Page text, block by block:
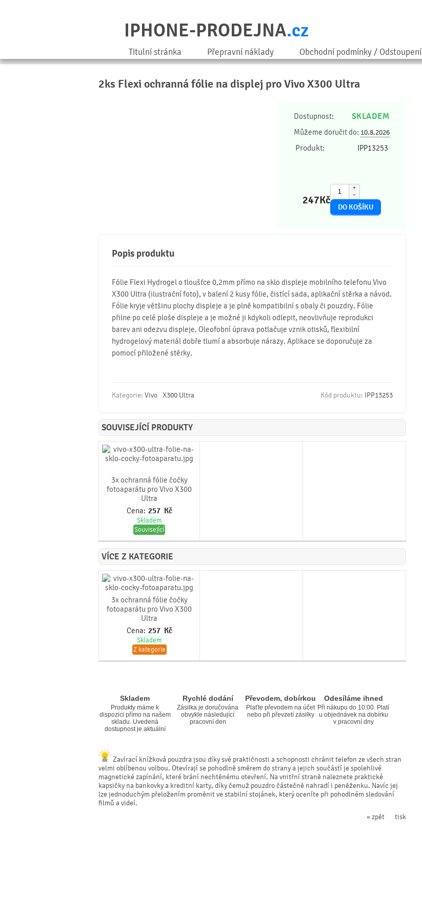
IPHONE-PRODEJNA.cz
Titulní stránka Přepravní náklady Obchodní podmínky / Odstoupení
2ks Flexi ochranná fólie na displej pro Vivo X300 Ultra
Dostupnost: SKLADEM
Můžeme doručit do: 10.8.2026
Produkt: IPP13253
247Kč
+
−
Popis produktu
Fólie Flexi Hydrogel o tloušťce 0,2mm přímo na sklo displeje mobilního telefonu Vivo
X300 Ultra (ilustrační foto), v balení 2 kusy fólie, čistící sada, aplikační stěrka a návod.
Fólie kryje většinu plochy displeje a je plně kompatibilní s obaly či pouzdry. Fólie
přilne po celé ploše displeje a je možné ji kdykoli odlepit, neovlivňuje reprodukci
barev ani odezvu displeje. Oleofobní úprava potlačuje vznik otisků, flexibilní
hydrogelový materiál dobře tlumí a absorbuje nárazy. Aplikace se doporučuje za
pomocí přiložené stěrky.
Kategorie: Vivo X300 Ultra Kód produktu: IPP13253
SOUVISEJÍCÍ PRODUKTY
3x ochranná fólie čočky
fotoaparátu pro Vivo X300
Ultra
Cena: 257 Kč
Skladem
Související
VÍCE Z KATEGORIE
3x ochranná fólie čočky
fotoaparátu pro Vivo X300
Ultra
Cena: 257 Kč
Skladem
Z kategorie
Skladem
Produkty máme k
dispozici přímo na našem
skladu. Uvedená
dostupnost je aktuální
Rychlé dodání
Zásilka je doručována
obvykle následující
pracovní den
Převodem, dobírkou
Plaťte převodem na účet
nebo při převzetí zásilky
Odesíláme ihned
Při nákupu do 10:00. Platí
u objednávek na dobírku
v pracovní dny
Zavírací knížková pouzdra jsou díky své praktičnosti a schopnosti chránit telefon ze všech stran
velmi oblíbenou volbou. Otevírají se pohodlně směrem do strany a jejich součástí je spolehlivé
magnetické zapínání, které brání nechtěnému otevření. Na vnitřní straně naleznete praktické
kapsičky na bankovky a kreditní karty, díky čemuž pouzdro částečně nahradí i peněženku. Navíc jej
lze jednoduchým přeložením proměnit ve stabilní stojánek, který oceníte při pohodlném sledování
filmů a videí.
tisk
« zpět